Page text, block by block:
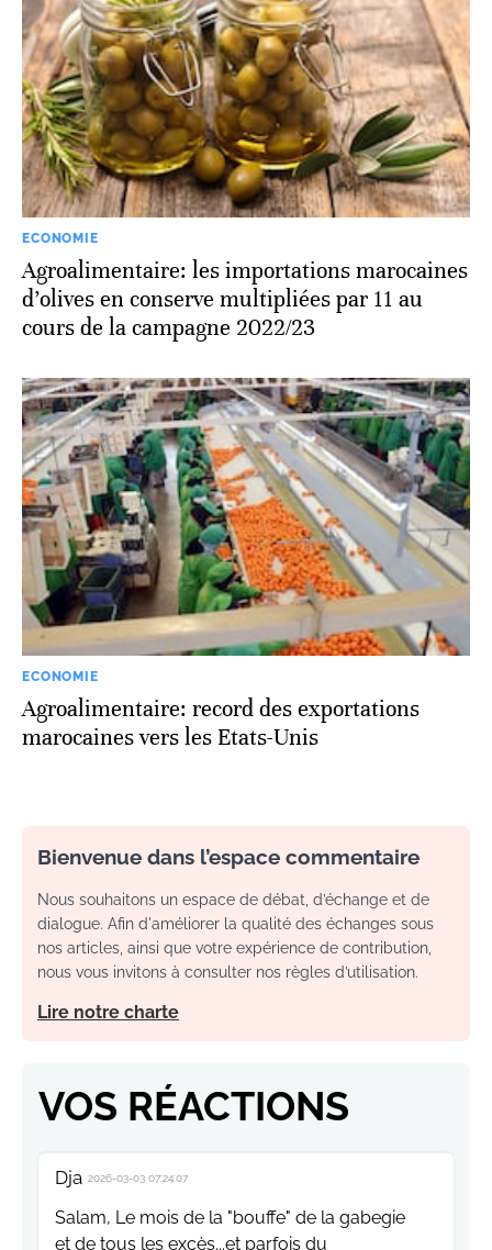
ECONOMIE
Agroalimentaire: les importations marocaines
d’olives en conserve multipliées par 11 au
cours de la campagne 2022/23
ECONOMIE
Agroalimentaire: record des exportations
marocaines vers les Etats-Unis
Bienvenue dans l’espace commentaire
Nous souhaitons un espace de débat, d’échange et de
dialogue. Afin d'améliorer la qualité des échanges sous
nos articles, ainsi que votre expérience de contribution,
nous vous invitons à consulter nos règles d’utilisation.
Lire notre charte
VOS RÉACTIONS
Dja 2026-03-03 07:24:07
Salam, Le mois de la "bouffe" de la gabegie
et de tous les excès...et parfois du